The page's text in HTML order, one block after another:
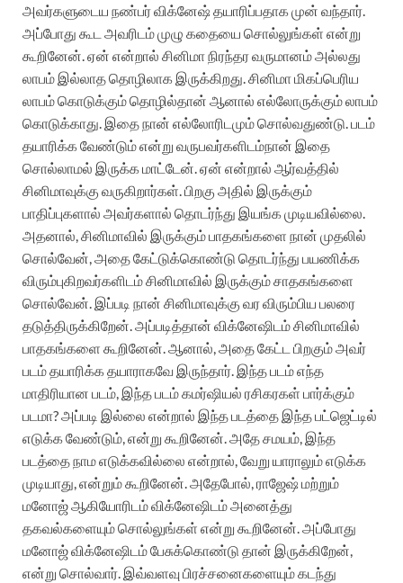
அவர்களுடைய நண்பர் விக்னேஷ் தயாரிப்பதாக முன் வந்தார்.
அப்போது கூட அவரிடம் முழு கதையை சொல்லுங்கள் என்று
கூறினேன். ஏன் என்றால் சினிமா நிரந்தர வருமானம் அல்லது
லாபம் இல்லாத தொழிலாக இருக்கிறது. சினிமா மிகப்பெரிய
லாபம் கொடுக்கும் தொழில்தான் ஆனால் எல்லோருக்கும் லாபம்
கொடுக்காது. இதை நான் எல்லோரிடமும் சொல்வதுண்டு. படம்
தயாரிக்க வேண்டும் என்று வருபவர்களிடம்நான் இதை
சொல்லாமல் இருக்க மாட்டேன். ஏன் என்றால் ஆர்வத்தில்
சினிமாவுக்கு வருகிறார்கள். பிறகு அதில் இருக்கும்
பாதிப்புகளால் அவர்களால் தொடர்ந்து இயங்க முடியவில்லை.
அதனால், சினிமாவில் இருக்கும் பாதகங்களை நான் முதலில்
சொல்வேன், அதை கேட்டுக்கொண்டு தொடர்ந்து பயணிக்க
விரும்புகிறவர்களிடம் சினிமாவில் இருக்கும் சாதகங்களை
சொல்வேன். இப்படி நான் சினிமாவுக்கு வர விரும்பிய பலரை
தடுத்திருக்கிறேன். அப்படித்தான் விக்னேஷிடம் சினிமாவில்
பாதகங்களை கூறினேன். ஆனால், அதை கேட்ட பிறகும் அவர்
படம் தயாரிக்க தயாராகவே இருந்தார். இந்த படம் எந்த
மாதிரியான படம், இந்த படம் கமர்ஷியல் ரசிகரகள் பார்க்கும்
படமா? அப்படி இல்லை என்றால் இந்த படத்தை இந்த பட்ஜெட்டில்
எடுக்க வேண்டும், என்று கூறினேன். அதே சமயம், இந்த
படத்தை நாம எடுக்கவில்லை என்றால், வேறு யாராலும் எடுக்க
முடியாது, என்றும் கூறினேன். அதேபோல், ராஜேஷ் மற்றும்
மனோஜ் ஆகியோரிடம் விக்னேஷிடம் அனைத்து
தகவல்களையும் சொல்லுங்கள் என்று கூறினேன். அப்போது
மனோஜ் விக்னேஷிடம் பேசுக்கொண்டு தான் இருக்கிறேன்,
என்று சொல்வார். இவ்வளவு பிரச்சனைகளையும் கடந்து